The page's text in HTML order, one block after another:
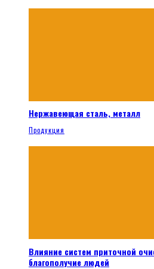
Нержавеющая сталь, металл
Продукция
Влияние систем приточной
благополучие людей